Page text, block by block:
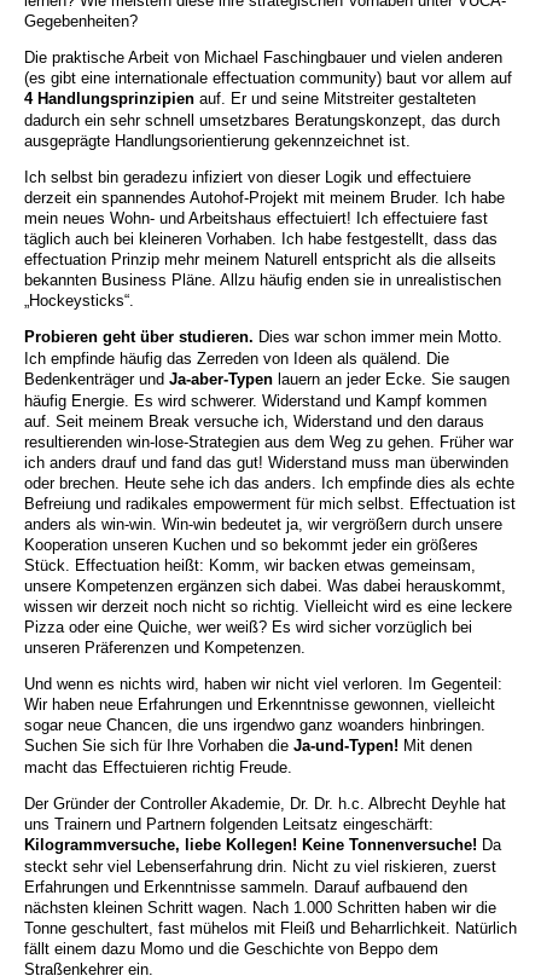
Gegebenheiten?
Die praktische Arbeit von Michael Faschingbauer und vielen anderen
(es gibt eine internationale effectuation community) baut vor allem auf
4 Handlungsprinzipien auf. Er und seine Mitstreiter gestalteten
dadurch ein sehr schnell umsetzbares Beratungskonzept, das durch
ausgeprägte Handlungsorientierung gekennzeichnet ist.
Ich selbst bin geradezu infiziert von dieser Logik und effectuiere
derzeit ein spannendes Autohof-Projekt mit meinem Bruder. Ich habe
mein neues Wohn- und Arbeitshaus effectuiert! Ich effectuiere fast
täglich auch bei kleineren Vorhaben. Ich habe festgestellt, dass das
effectuation Prinzip mehr meinem Naturell entspricht als die allseits
bekannten Business Pläne. Allzu häufig enden sie in unrealistischen
„Hockeysticks“.
Probieren geht über studieren. Dies war schon immer mein Motto.
Ich empfinde häufig das Zerreden von Ideen als quälend. Die
Bedenkenträger und Ja-aber-Typen lauern an jeder Ecke. Sie saugen
häufig Energie. Es wird schwerer. Widerstand und Kampf kommen
auf. Seit meinem Break versuche ich, Widerstand und den daraus
resultierenden win-lose-Strategien aus dem Weg zu gehen. Früher war
ich anders drauf und fand das gut! Widerstand muss man überwinden
oder brechen. Heute sehe ich das anders. Ich empfinde dies als echte
Befreiung und radikales empowerment für mich selbst. Effectuation ist
anders als win-win. Win-win bedeutet ja, wir vergrößern durch unsere
Kooperation unseren Kuchen und so bekommt jeder ein größeres
Stück. Effectuation heißt: Komm, wir backen etwas gemeinsam,
unsere Kompetenzen ergänzen sich dabei. Was dabei herauskommt,
wissen wir derzeit noch nicht so richtig. Vielleicht wird es eine leckere
Pizza oder eine Quiche, wer weiß? Es wird sicher vorzüglich bei
unseren Präferenzen und Kompetenzen.
Und wenn es nichts wird, haben wir nicht viel verloren. Im Gegenteil:
Wir haben neue Erfahrungen und Erkenntnisse gewonnen, vielleicht
sogar neue Chancen, die uns irgendwo ganz woanders hinbringen.
Suchen Sie sich für Ihre Vorhaben die Ja-und-Typen! Mit denen
macht das Effectuieren richtig Freude.
Der Gründer der Controller Akademie, Dr. Dr. h.c. Albrecht Deyhle hat
uns Trainern und Partnern folgenden Leitsatz eingeschärft:
Kilogrammversuche, liebe Kollegen! Keine Tonnenversuche! Da
steckt sehr viel Lebenserfahrung drin. Nicht zu viel riskieren, zuerst
Erfahrungen und Erkenntnisse sammeln. Darauf aufbauend den
nächsten kleinen Schritt wagen. Nach 1.000 Schritten haben wir die
Tonne geschultert, fast mühelos mit Fleiß und Beharrlichkeit. Natürlich
fällt einem dazu Momo und die Geschichte von Beppo dem
Straßenkehrer ein.